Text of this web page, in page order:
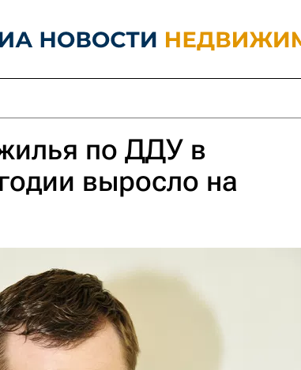
по ДДУ в
выросло на